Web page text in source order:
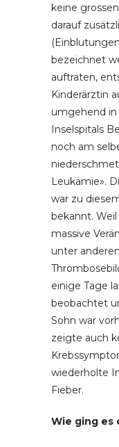
keine
darauf
bezeichnet
auftraten,
Kinderärztin
umgehend
Inselspitals
noch am
Leukämie».
war zu
bekannt.
massive
unter
einige Tage
beobachtet
Sohn war
zeigte auch
wiederholte
Fieber.
Wie ging es